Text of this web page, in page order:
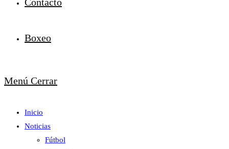
Boxeo
Menú Cerrar
Inicio
Noticias
Fútbol